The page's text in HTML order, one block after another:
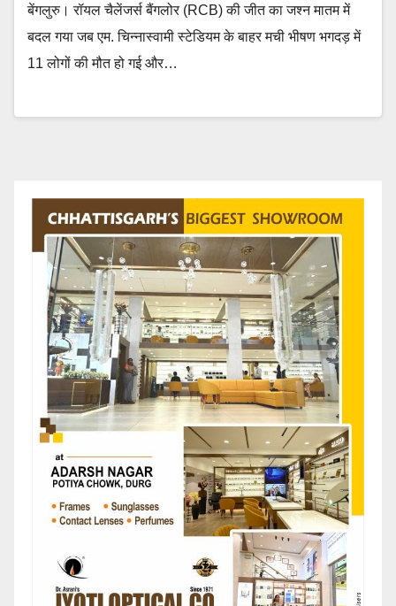
बेंगलुरु। रॉयल चैलेंजर्स बैंगलोर (RCB) की जीत का जश्न मातम में
बदल गया जब एम. चिन्नास्वामी स्टेडियम के बाहर मची भीषण भगदड़ में
11 लोगों की मौत हो गई और…